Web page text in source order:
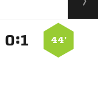
44’
: